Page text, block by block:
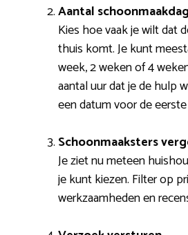
Aantal
Kies hoe vaak je wilt dat
thuis komt. Je kunt
week, 2 weken of 4
aantal uur dat je de hulp
een datum voor de
Schoonmaaksters
Je ziet nu meteen
je kunt kiezen. Filter op
werkzaamheden en